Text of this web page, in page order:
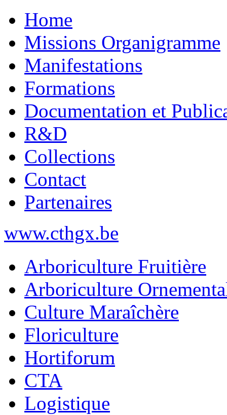
Home
Missions Organigramme
Manifestations
Formations
Documentation et
R&D
Collections
Contact
Partenaires
www.cthgx.be
Arboriculture Fruitière
Arboriculture
Culture Maraîchère
Floriculture
Hortiforum
CTA
Logistique